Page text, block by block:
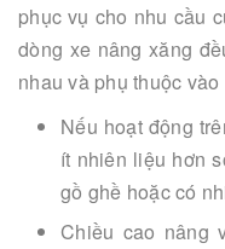
phục vụ cho nhu cầu
dòng xe nâng xăng
nhau và phụ thuộc
Nếu hoạt động
ít nhiên liệu hơn
gồ ghề hoặc có
Chiều cao nâng